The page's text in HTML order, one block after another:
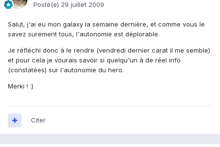
Posté(e) 29 juillet 2009
Salut, j'ai eu mon galaxy la semaine dernière, et comme vous le
savez surement tous, l'autonomie est déplorable.
Je réfléchi donc à le rendre (vendredi dernier carat il me semble)
et pour cela je vourais savoir si quelqu'un à de réel info
(constatées) sur l'autonomie du hero.
Merki ! :)
Citer